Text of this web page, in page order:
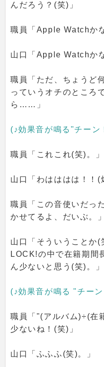
んだろう？(笑)」
職員「Apple Watchか
山口「Apple Watchか
職員「ただ、ちょうど
っていうオチのところ
ら……」
(♪効果音が鳴る"チーン
職員「これこれ(笑)。」
山口「わはははは！！(
職員「この音使いだっ
かせてるよ、だいぶ。」
山口「そういうことか
LOCK!の中で在籍期間
ん少ないと思う(笑)。」
(♪効果音が鳴る "チー
職員「"(アルバム)÷(在
少ないね！(笑)」
山口「ふふふ(笑)。」